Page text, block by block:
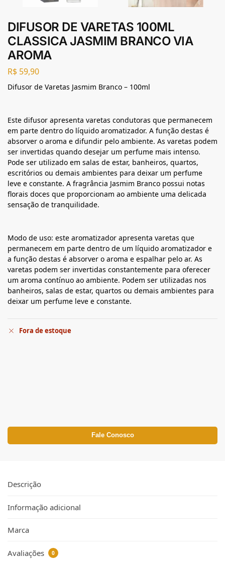
DIFUSOR DE VARETAS 100ML
CLASSICA JASMIM BRANCO VIA
AROMA
R$ 59,90
Difusor de Varetas Jasmim Branco – 100ml
Este difusor apresenta varetas condutoras que permanecem
em parte dentro do líquido aromatizador. A função destas é
absorver o aroma e difundir pelo ambiente. As varetas podem
ser invertidas quando desejar um perfume mais intenso.
Pode ser utilizado em salas de estar, banheiros, quartos,
escritórios ou demais ambientes para deixar um perfume
leve e constante. A fragrância Jasmim Branco possui notas
florais doces que proporcionam ao ambiente uma delicada
sensação de tranquilidade.
Modo de uso: este aromatizador apresenta varetas que
permanecem em parte dentro de um líquido aromatizador e
a função destas é absorver o aroma e espalhar pelo ar. As
varetas podem ser invertidas constantemente para oferecer
um aroma contínuo ao ambiente. Podem ser utilizadas nos
banheiros, salas de estar, quartos ou demais ambientes para
deixar um perfume leve e constante.
Fora de estoque
Fale Conosco
Descrição
Informação adicional
Marca
Avaliações 0